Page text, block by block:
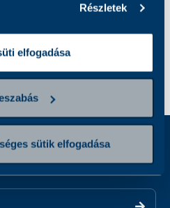
Részletek
elfogadása
sütik elfogadása